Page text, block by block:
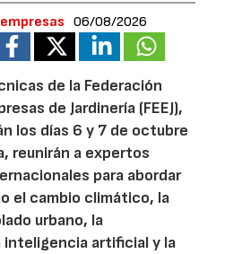
06/08/2026
de la Federación
de Jardinería (FEEJ),
los días 6 y 7 de octubre
reunirán a expertos
para abordar
el cambio climático, la
urbano, la
inteligencia artificial y la